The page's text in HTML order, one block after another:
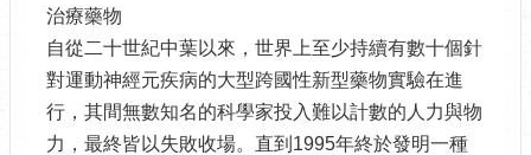
治療藥物
自從二十世紀中葉以來，世界上至少持續有數十個針
對運動神經元疾病的大型跨國性新型藥物實驗在進
行，其間無數知名的科學家投入難以計數的人力與物
力，最終皆以失敗收場。直到1995年終於發明一種